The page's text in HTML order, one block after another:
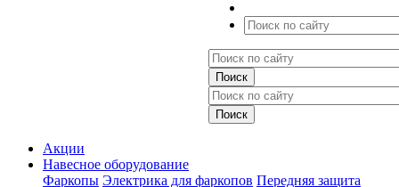
Акции
Навесное оборудование
Фаркопы Электрика для фаркопов Передняя защита